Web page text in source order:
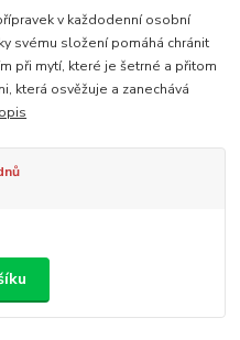
v každodenní osobní
svému složení pomáhá chránit
při mytí, které je šetrné a přitom
která osvěžuje a zanechává